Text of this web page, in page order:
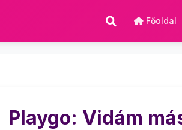
Főoldal
Playgo: Vidám